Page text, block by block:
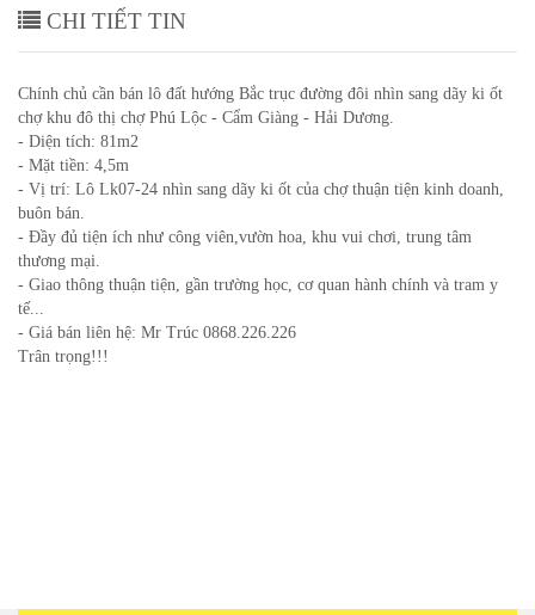
CHI TIẾT TIN
Chính chủ cần bán lô đất hướng Bắc trục đường đôi nhìn sang dãy ki ốt
chợ khu đô thị chợ Phú Lộc - Cẩm Giàng - Hải Dương.
- Diện tích: 81m2
- Mặt tiền: 4,5m
- Vị trí: Lô Lk07-24 nhìn sang dãy ki ốt của chợ thuận tiện kinh doanh,
buôn bán.
- Đầy đủ tiện ích như công viên,vườn hoa, khu vui chơi, trung tâm
thương mại.
- Giao thông thuận tiện, gần trường học, cơ quan hành chính và tram y
tế...
- Giá bán liên hệ: Mr Trúc 0868.226.226
Trân trọng!!!